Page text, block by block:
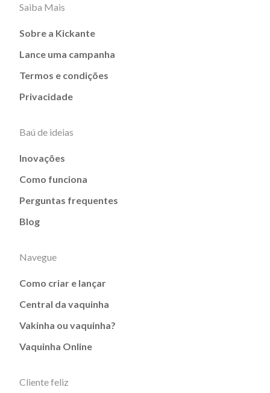
Saiba Mais
Sobre a Kickante
Lance uma campanha
Termos e condições
Privacidade
Baú de ideias
Inovações
Como funciona
Perguntas frequentes
Blog
Navegue
Como criar e lançar
Central da vaquinha
Vakinha ou vaquinha?
Vaquinha Online
Cliente feliz